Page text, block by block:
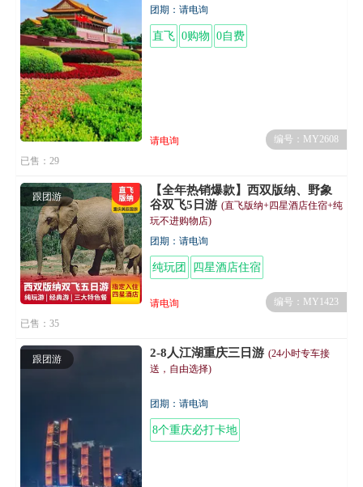
团期：请电询
直飞 0购物 0自费
请电询
编号：MY2608
已售：29
跟团游
【全年热销爆款】西双版纳、野象
谷双飞5日游 (直飞版纳+四星酒店住宿+纯
玩不进购物店)
团期：请电询
纯玩团 四星酒店住宿
请电询
编号：MY1423
已售：35
跟团游 2-8人江湖重庆三日游 (24小时专车接
送，自由选择)
团期：请电询
8个重庆必打卡地